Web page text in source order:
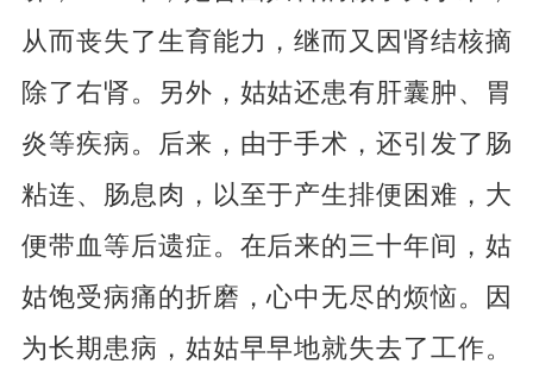
从而丧失了生育能力，继而又因肾结核摘
除了右肾。另外，姑姑还患有肝囊肿、胃
炎等疾病。后来，由于手术，还引发了肠
粘连、肠息肉，以至于产生排便困难，大
便带血等后遗症。在后来的三十年间，姑
姑饱受病痛的折磨，心中无尽的烦恼。因
为长期患病，姑姑早早地就失去了工作。